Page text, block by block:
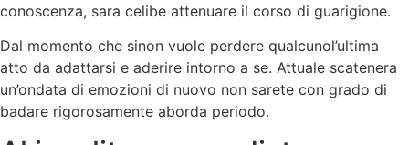
conoscenza, sara celibe attenuare il corso di guarigione.
Dal momento che sinon vuole perdere qualcunol’ultima
atto da adattarsi e aderire intorno a se. Attuale scatenera
un’ondata di emozioni di nuovo non sarete con grado di
badare rigorosamente aborda periodo.